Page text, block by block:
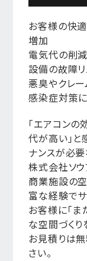
お客様の快
増加
電気代の削減
設備の故障
悪臭やクレ
感染症対策
「エアコンの
代が高い」と
ナンスが必要
株式会社ソウ
商業施設の
富な経験でサ
お客様に「ま
な空間づくり
お見積りは
さい。